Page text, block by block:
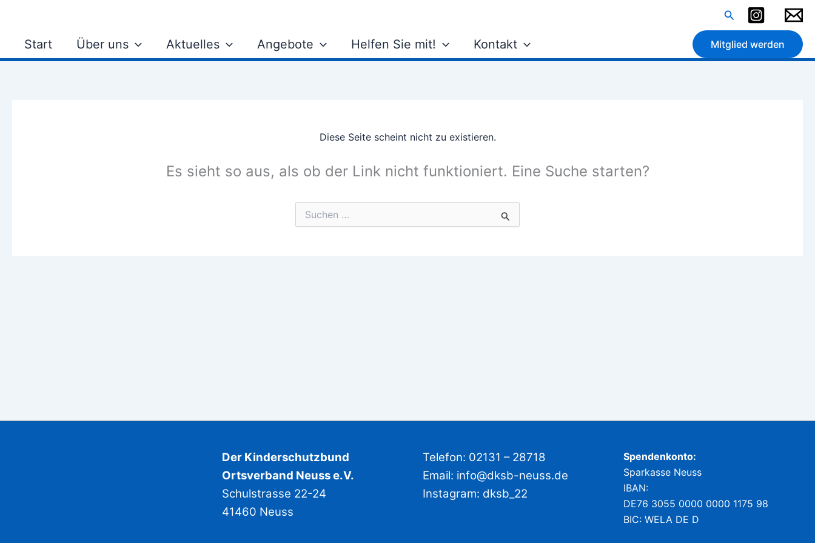
springen
Suchen
Start Über uns Aktuelles Angebote Helfen Sie mit! Kontakt Mitglied werden
Diese Seite scheint nicht zu existieren.
Es sieht so aus, als ob der Link nicht funktioniert. Eine Suche starten?
Suchen
nach:
Der Kinderschutzbund
Ortsverband Neuss e.V.
Schulstrasse 22-24
41460 Neuss
Telefon: 02131 – 28718
Email: info@dksb-neuss.de
Instagram: dksb_22
Spendenkonto:
Sparkasse Neuss
IBAN:
DE76 3055 0000 0000 1175 98
BIC: WELA DE D